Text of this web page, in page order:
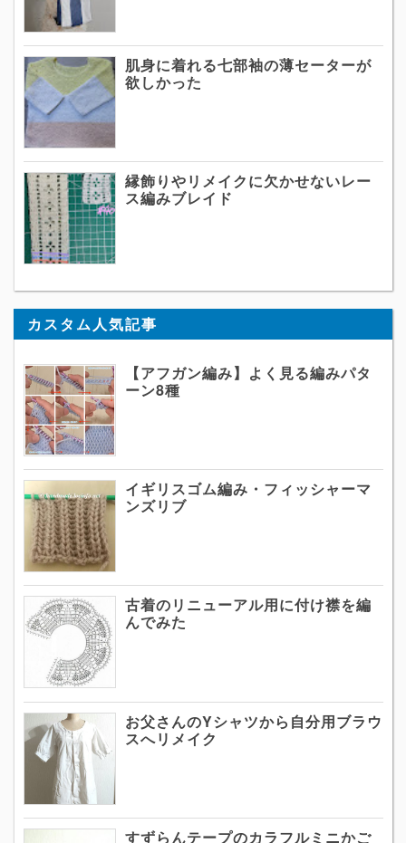
肌身に着れる七部袖の薄セーターが
欲しかった
縁飾りやリメイクに欠かせないレー
ス編みブレイド
カスタム人気記事
【アフガン編み】よく見る編みパタ
ーン8種
イギリスゴム編み・フィッシャーマ
ンズリブ
古着のリニューアル用に付け襟を編
んでみた
お父さんのYシャツから自分用ブラウ
スへリメイク
すずらんテープのカラフルミニかご